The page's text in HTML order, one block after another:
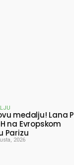
medalju! Lana
na Evropskom
Parizu
2026